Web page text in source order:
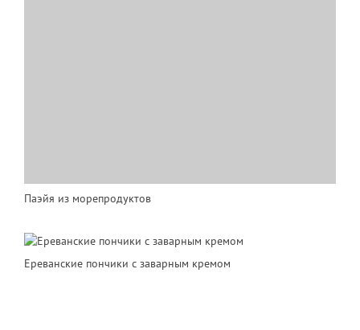
Паэйя из морепродуктов
Ереванские пончики с заварным кремом